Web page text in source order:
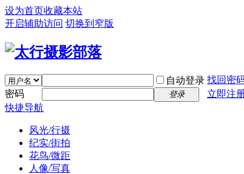
设为首页收藏本站
开启辅助访问 切换到窄版
自动登录 找回密
密码
登录
立即注
快捷导航
风光/行摄
纪实/街拍
花鸟/微距
人像/写真